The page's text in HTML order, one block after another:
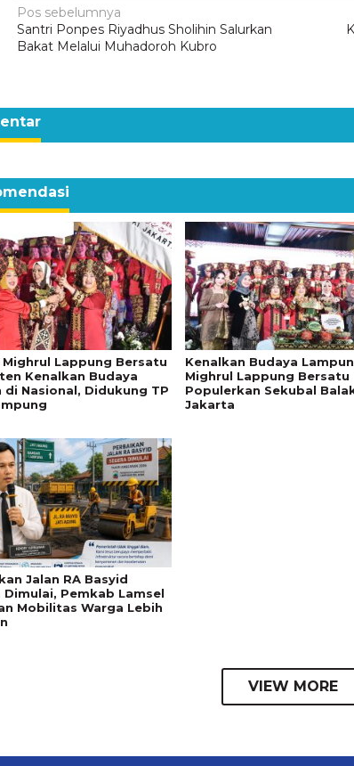
Navigasi
pos
Pos sebelumnya
Santri Ponpes Riyadhus Sholihin Salurkan
Bakat Melalui Muhadoroh Kubro
Lappung Bersatu
Kenalkan Budaya
di Nasional, Didukung TP
Kenalkan Budaya
Mighrul Lappung Bersatu
Populerkan Sekubal
Jakarta
Jalan RA Basyid
Dimulai, Pemkab Lamsel
Mobilitas Warga Lebih
VIEW MORE